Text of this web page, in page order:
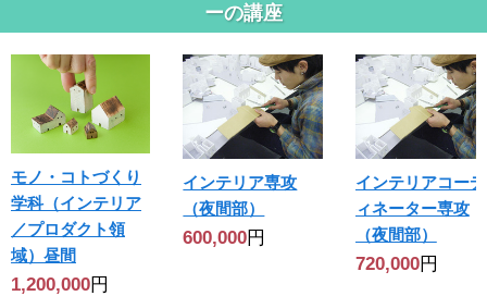
ーの講座
モノ・コトづくり
学科（インテリア
／プロダクト領
域）昼間
1,200,000円
インテリア専攻
（夜間部）
600,000円
インテリアコーデ
ィネーター専攻
（夜間部）
720,000円